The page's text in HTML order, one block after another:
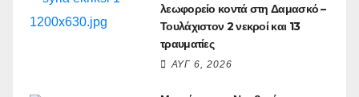
λεωφορείο κοντά στη Δαμασκό –
Τουλάχιστον 2 νεκροί και 13
τραυματίες
ΑΥΓ 6, 2026